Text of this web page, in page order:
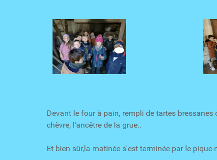
Devant le four à pain, rempli de tartes
chèvre, l'ancêtre de la grue..
Et bien sûr,la matinée s'est terminée par le